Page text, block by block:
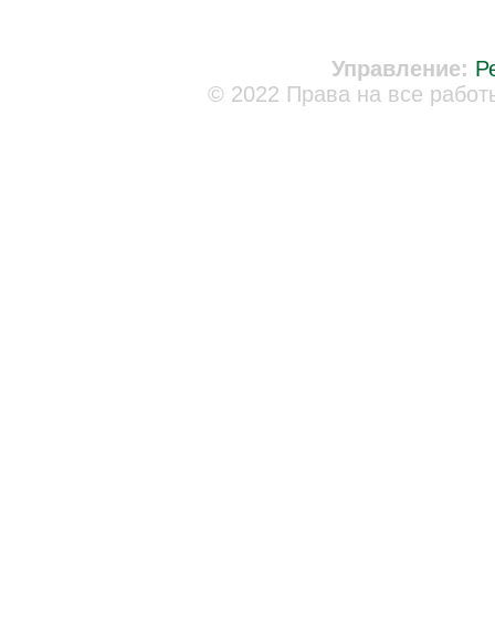
Управление:
© 2022 Права на все